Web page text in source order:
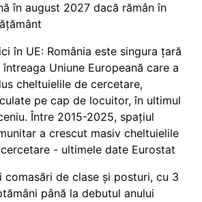
în august 2027 dacă rămân în
în UE: România este singura țară
întreaga Uniune Europeană care a
cheltuielile de cercetare,
pe cap de locuitor, în ultimul
Între 2015-2025, spațiul
a crescut masiv cheltuielile
- ultimele date Eurostat
comasări de clase și posturi, cu 3
până la debutul anului